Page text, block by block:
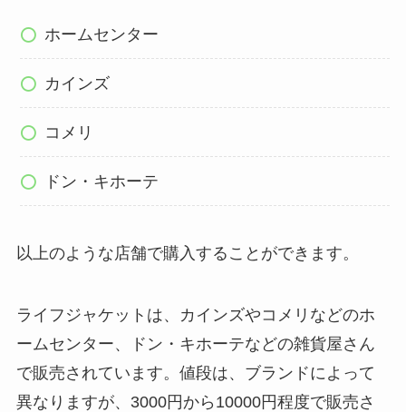
ホームセンター
カインズ
コメリ
ドン・キホーテ
以上のような店舗で購入することができます。
ライフジャケットは、カインズやコメリなどのホ
ームセンター、ドン・キホーテなどの雑貨屋さん
で販売されています。値段は、ブランドによって
異なりますが、3000円から10000円程度で販売さ